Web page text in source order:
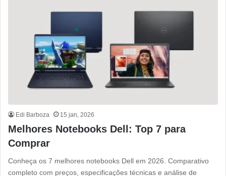
Edi Barboza 15 jan, 2026
Melhores Notebooks Dell: Top 7 para
Comprar
Conheça os 7 melhores notebooks Dell em 2026. Comparativo
completo com preços, especificações técnicas e análise de